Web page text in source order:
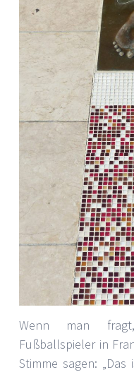
Wenn man
Fußballspieler in
Stimme sagen: